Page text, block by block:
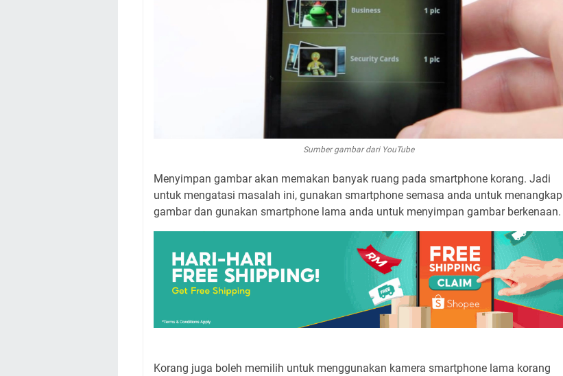
Sumber gambar dari YouTube
Menyimpan gambar akan memakan banyak ruang pada smartphone korang. Jadi
untuk mengatasi masalah ini, gunakan smartphone semasa anda untuk menangkap
gambar dan gunakan smartphone lama anda untuk menyimpan gambar berkenaan.
Korang juga boleh memilih untuk menggunakan kamera smartphone lama korang